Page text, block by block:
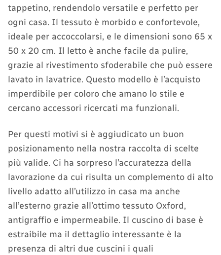
tappetino, rendendolo versatile e perfetto per
ogni casa. Il tessuto è morbido e confortevole,
ideale per accoccolarsi, e le dimensioni sono 65 x
50 x 20 cm. Il letto è anche facile da pulire,
grazie al rivestimento sfoderabile che può essere
lavato in lavatrice. Questo modello è l’acquisto
imperdibile per coloro che amano lo stile e
cercano accessori ricercati ma funzionali.
Per questi motivi si è aggiudicato un buon
posizionamento nella nostra raccolta di scelte
più valide. Ci ha sorpreso l’accuratezza della
lavorazione da cui risulta un complemento di alto
livello adatto all’utilizzo in casa ma anche
all’esterno grazie all’ottimo tessuto Oxford,
antigraffio e impermeabile. Il cuscino di base è
estraibile ma il dettaglio interessante è la
presenza di altri due cuscini i quali